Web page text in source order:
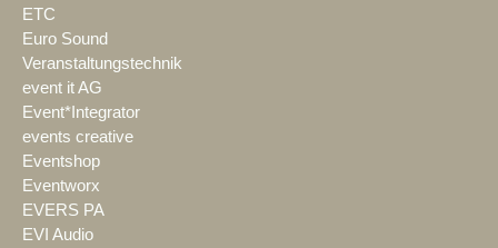
ETC
Euro Sound
Veranstaltungstechnik
event it AG
Event*Integrator
events creative
Eventshop
Eventworx
EVERS PA
EVI Audio